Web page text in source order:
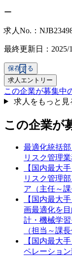
ー
求人No.：
最終更新日：2025/
保存する
求人エントリー
この企業が募集中
求人をもっと見
この企業が
最適化統括
リスク管理
【国内最大
リスク管理
ア（主任～課
【国内最大
画最適化を
計・機械学
（担当～課長
【国内最大
ペレーショ